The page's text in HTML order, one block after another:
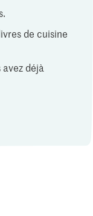
de cuisine
déjà